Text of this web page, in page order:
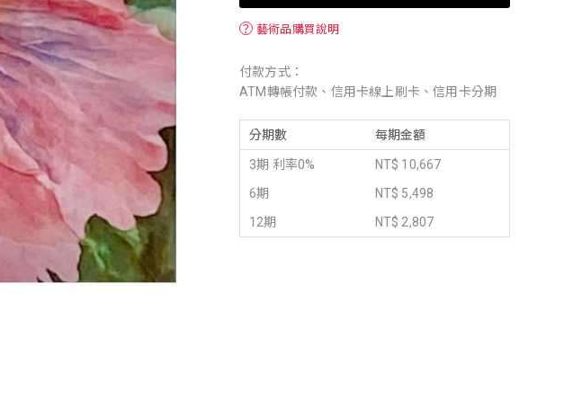
？ 藝術品購買說明
付款方式：
ATM轉帳付款、信用卡線上刷卡、信用卡分期
分期數 每期金額
3期 利率0%
NT$ 10,667
6期
NT$ 5,498
12期
NT$ 2,807